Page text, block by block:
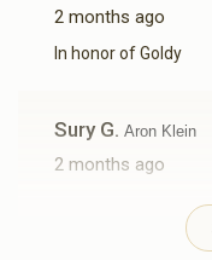
2 months ago
In honor of Goldy
Sury G. Aron Klein
2 months ago
Aron Klein